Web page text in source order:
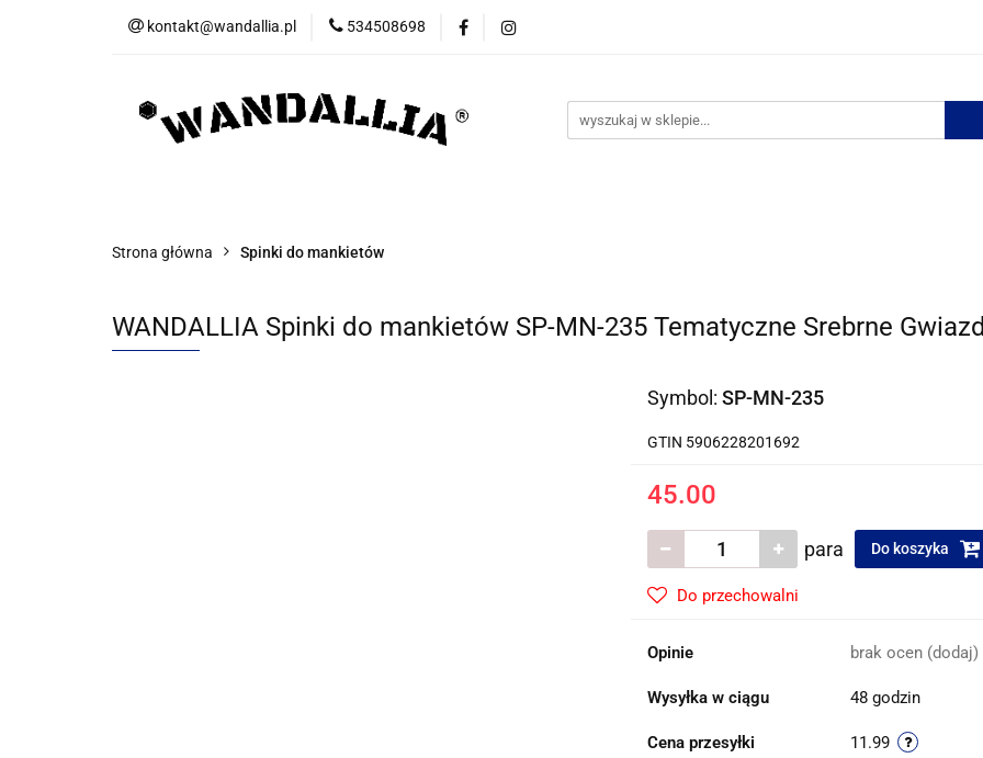
kontakt@wandallia.pl 534508698
Spinki do mankietów
Bizuteria Nowości Bestsellery
Strona główna Spinki do mankietów
WANDALLIA Spinki do mankietów SP-MN-235 Tematyczne Srebrne
Symbol: SP-MN-235
GTIN 5906228201692
45.00
para Do koszyka
Do przechowalni
Opinie brak ocen (dodaj)
Wysyłka w ciągu 48 godzin
Cena przesyłki 11.99